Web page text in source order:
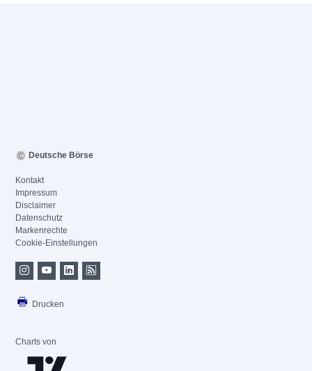
Deutsche Börse
Kontakt
Impressum
Disclaimer
Datenschutz
Markenrechte
Cookie-Einstellungen
Drucken
Charts von